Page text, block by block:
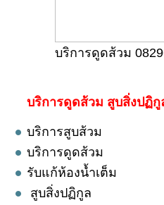
บริการดูดส้วม
บริการดูดส้วม สูบสิ่งปฏิกู
บริการสูบส้วม
บริการดูดส้วม
รับแก้ห้องน้ำเต็ม
สูบสิ่งปฏิกูล